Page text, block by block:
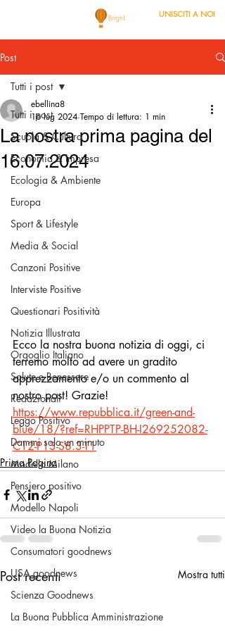
UNISCITI A NOI
Post
Tutti i post
Scuola & Cultura
Economia & Impresa
Ecologia & Ambiente
Europa
Sport & Lifestyle
Media & Social
Canzoni Positive
Interviste Positive
Questionari Positività
Notizia Illustrata
Orgoglio Italiano
Salute e Benessere
Redazionali
Leggo Positivo
Dammi solo un minuto
Modello Milano
Pensiero positivo
Modello Napoli
Video la Buona Notizia
Consumatori goodnews
USA goodnews
Scienza Goodnews
La Buona Pubblica Amministrazione
Tutti i post
La nostra prima pagina del
16.07.2024
ebellina8
16 lug 2024 Tempo di lettura: 1 min
Ecco la nostra buona notizia di oggi, ci
terremo molto ad avere un gradito
apprezzamento e/o un commento al
nostro post! Grazie!
https://www.repubblica.it/green-and-
blue/18/?ref=RHPPTP-BH-I269252082-
C12-P13-S8.3-T1
Prima Pagina
Post recenti Mostra tutti